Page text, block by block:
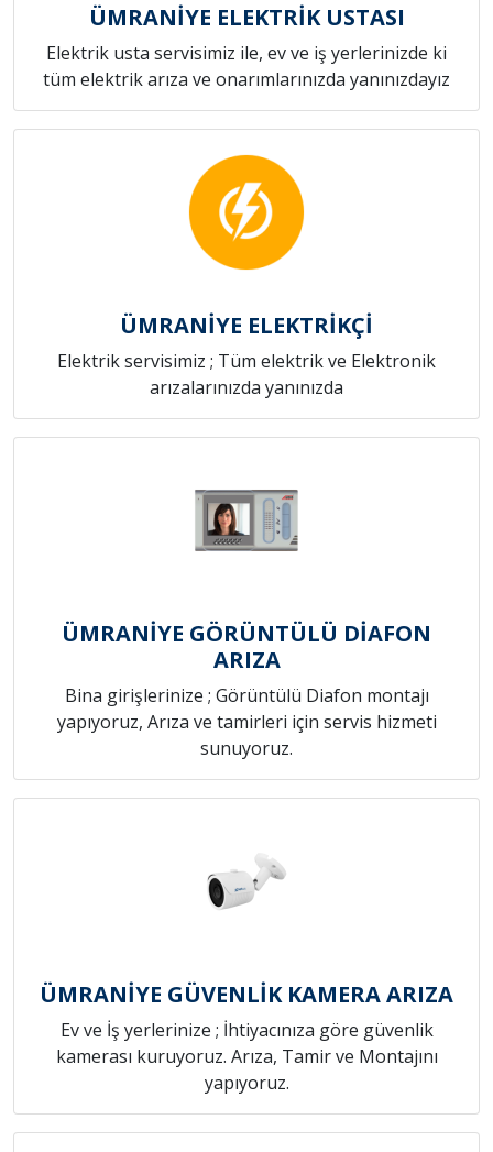
ÜMRANİYE ELEKTRİK USTASI
Elektrik usta servisimiz ile, ev ve iş yerlerinizde ki
tüm elektrik arıza ve onarımlarınızda yanınızdayız
ÜMRANİYE ELEKTRİKÇİ
Elektrik servisimiz ; Tüm elektrik ve Elektronik
arızalarınızda yanınızda
ÜMRANİYE GÖRÜNTÜLÜ DİAFON
ARIZA
Bina girişlerinize ; Görüntülü Diafon montajı
yapıyoruz, Arıza ve tamirleri için servis hizmeti
sunuyoruz.
ÜMRANİYE GÜVENLİK KAMERA ARIZA
Ev ve İş yerlerinize ; İhtiyacınıza göre güvenlik
kamerası kuruyoruz. Arıza, Tamir ve Montajını
yapıyoruz.